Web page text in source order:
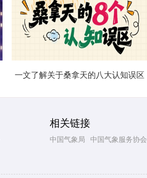
一文了解关于桑拿天的八大认知误区
相关链接
中国气象局 中国气象服务协会